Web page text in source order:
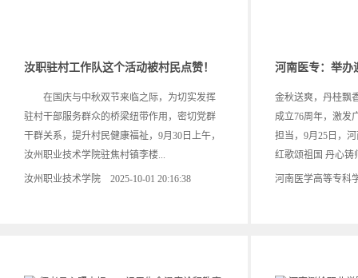
汝职驻村工作队这个活动被村民点赞！
在国庆与中秋双节来临之际，为切实发挥
驻村干部服务群众的桥梁纽带作用，密切党群
干群关系，提升村民健康福祉，9月30日上午，
汝州职业技术学院驻焦村镇李楼...
汝州职业技术学院 2025-10-01 20:16:38
河南医专：举办
金秋送爽，丹桂飘
成立76周年，激发
担当，9月25日，
红歌颂祖国 丹心铸
河南医学高等专科